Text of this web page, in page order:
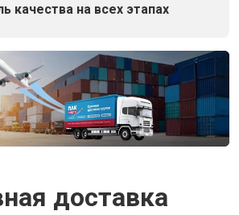
качества на всех этапах
доставка